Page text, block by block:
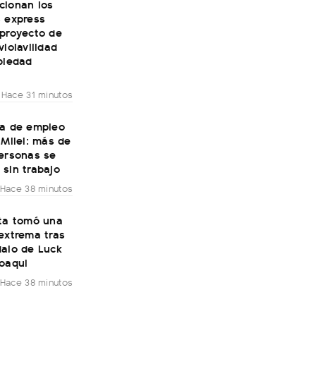
los
de
Hace 31 minutos
de empleo
más de
se
sin trabajo
Hace 38 minutos
tomó una
tras
de Luck
Hace 38 minutos